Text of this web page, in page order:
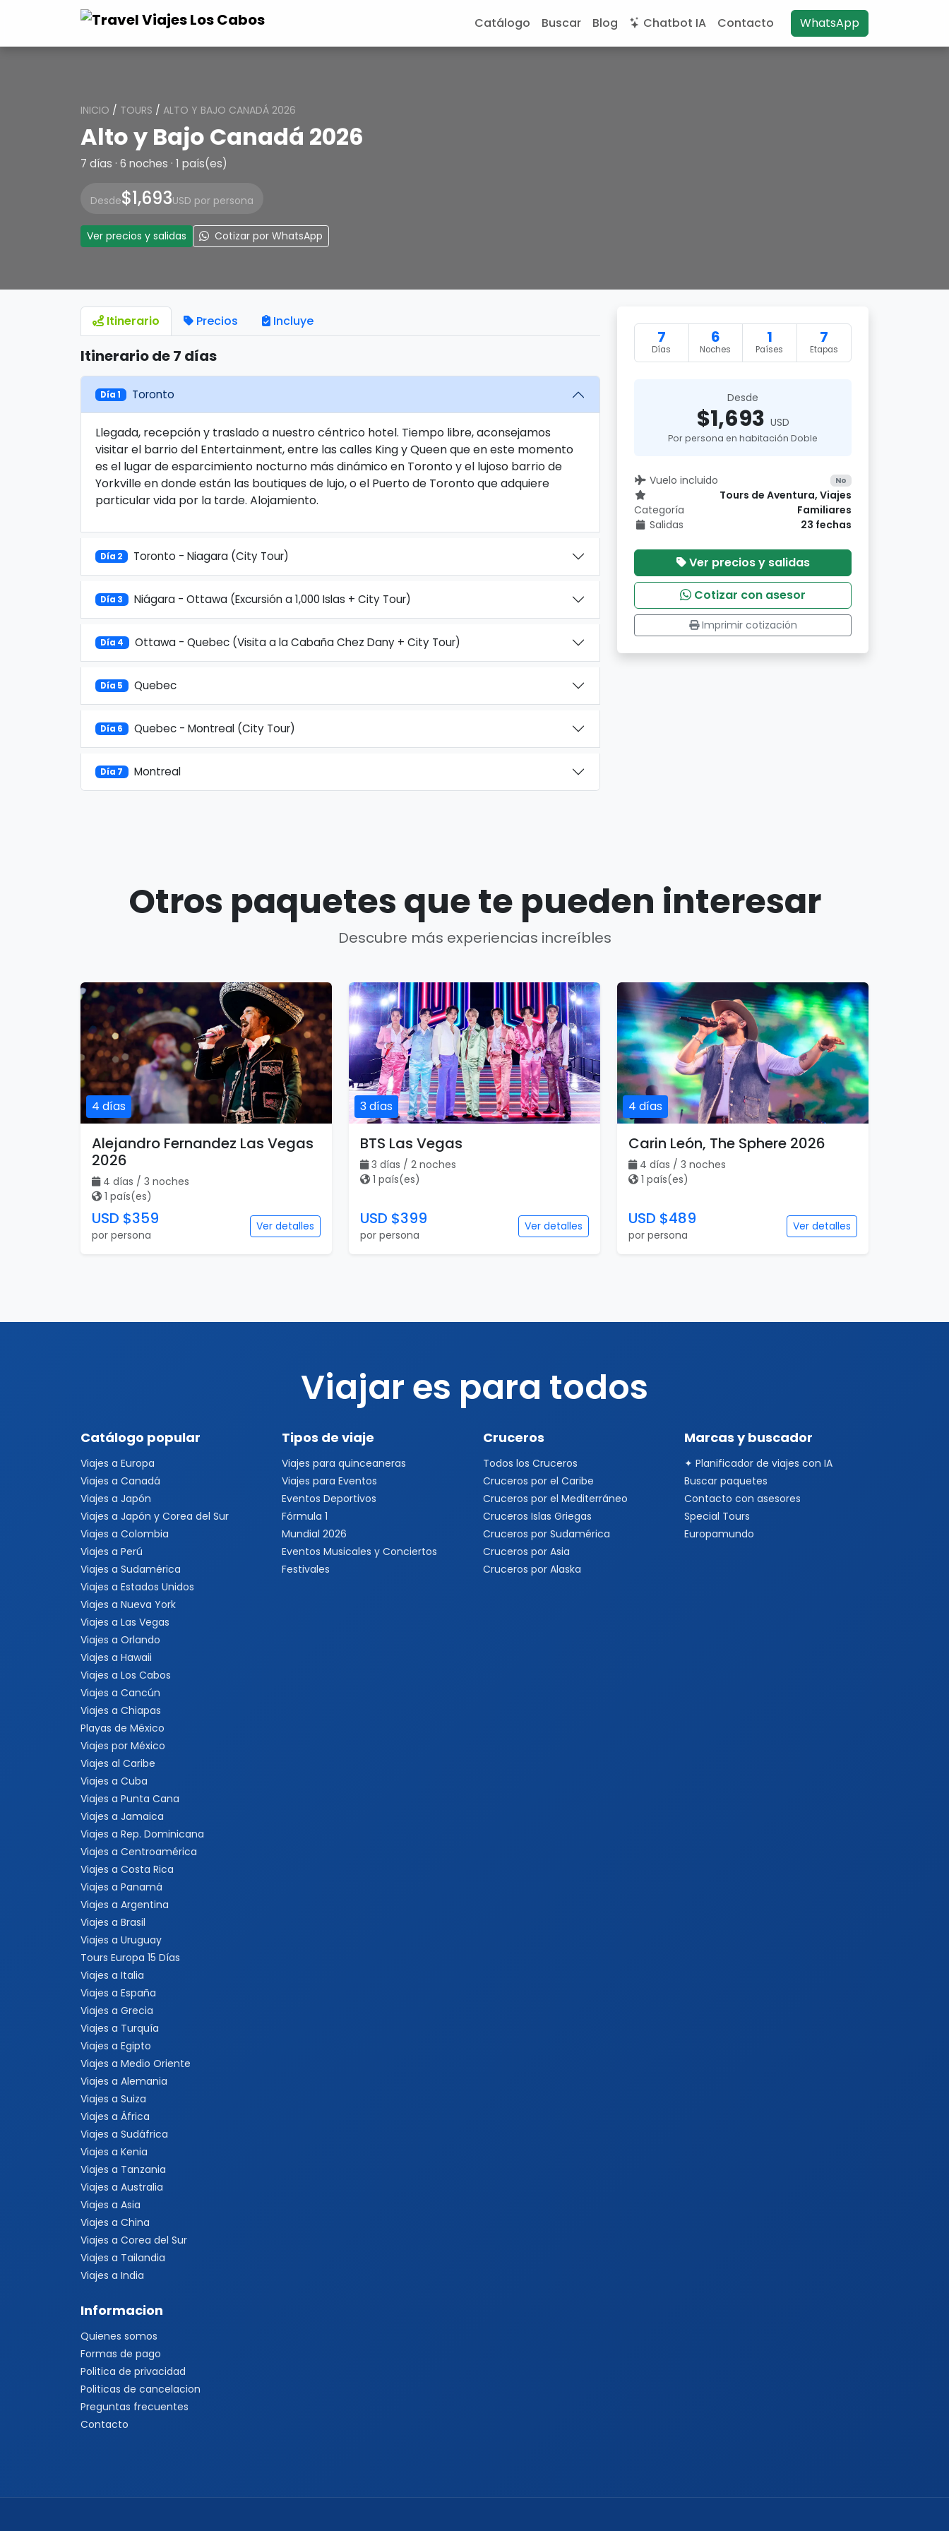
Catálogo Buscar Blog Chatbot IA Contacto WhatsApp
INICIO / TOURS / ALTO Y BAJO CANADÁ 2026
Alto y Bajo Canadá 2026
7 días · 6 noches · 1 país(es)
Desde$1,693USD por persona
Ver precios y salidas Cotizar por WhatsApp
Itinerario Precios Incluye
Itinerario de 7 días
Día 1 Toronto
Llegada, recepción y traslado a nuestro céntrico hotel. Tiempo libre, aconsejamos
visitar el barrio del Entertainment, entre las calles King y Queen que en este momento
es el lugar de esparcimiento nocturno más dinámico en Toronto y el lujoso barrio de
Yorkville en donde están las boutiques de lujo, o el Puerto de Toronto que adquiere
particular vida por la tarde. Alojamiento.
Día 2 Toronto - Niagara (City Tour)
Día 3 Niágara - Ottawa (Excursión a 1,000 Islas + City Tour)
Día 4 Ottawa - Quebec (Visita a la Cabaña Chez Dany + City Tour)
Día 5 Quebec
Día 6 Quebec - Montreal (City Tour)
Día 7 Montreal
7
Días
6
Noches
1
Países
7
Etapas
Desde
$1,693 USD
Por persona en habitación Doble
Vuelo incluido No
Categoría
Tours de Aventura, Viajes
Familiares
Salidas
23 fechas
Ver precios y salidas
Cotizar con asesor
Imprimir cotización
Otros paquetes que te pueden interesar
Descubre más experiencias increíbles
4 días
Alejandro Fernandez Las Vegas
2026
4 días / 3 noches
1 país(es)
USD $359
por persona
Ver detalles
3 días
BTS Las Vegas
3 días / 2 noches
1 país(es)
USD $399
por persona
Ver detalles
4 días
Carin León, The Sphere 2026
4 días / 3 noches
1 país(es)
USD $489
por persona
Ver detalles
Viajar es para todos
Catálogo popular
Viajes a Europa
Viajes a Canadá
Viajes a Japón
Viajes a Japón y Corea del Sur
Viajes a Colombia
Viajes a Perú
Viajes a Sudamérica
Viajes a Estados Unidos
Viajes a Nueva York
Viajes a Las Vegas
Viajes a Orlando
Viajes a Hawaii
Viajes a Los Cabos
Viajes a Cancún
Viajes a Chiapas
Playas de México
Viajes por México
Viajes al Caribe
Viajes a Cuba
Viajes a Punta Cana
Viajes a Jamaica
Viajes a Rep. Dominicana
Viajes a Centroamérica
Viajes a Costa Rica
Viajes a Panamá
Viajes a Argentina
Viajes a Brasil
Viajes a Uruguay
Tours Europa 15 Días
Viajes a Italia
Viajes a España
Viajes a Grecia
Viajes a Turquía
Viajes a Egipto
Viajes a Medio Oriente
Viajes a Alemania
Viajes a Suiza
Viajes a África
Viajes a Sudáfrica
Viajes a Kenia
Viajes a Tanzania
Viajes a Australia
Viajes a Asia
Viajes a China
Viajes a Corea del Sur
Viajes a Tailandia
Viajes a India
Tipos de viaje
Viajes para quinceaneras
Viajes para Eventos
Eventos Deportivos
Fórmula 1
Mundial 2026
Eventos Musicales y Conciertos
Festivales
Cruceros
Todos los Cruceros
Cruceros por el Caribe
Cruceros por el Mediterráneo
Cruceros Islas Griegas
Cruceros por Sudamérica
Cruceros por Asia
Cruceros por Alaska
Marcas y buscador
✦ Planificador de viajes con IA
Buscar paquetes
Contacto con asesores
Special Tours
Europamundo
Informacion
Quienes somos
Formas de pago
Politica de privacidad
Politicas de cancelacion
Preguntas frecuentes
Contacto